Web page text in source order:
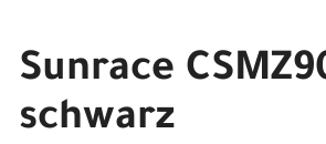
Sunrace
schwarz